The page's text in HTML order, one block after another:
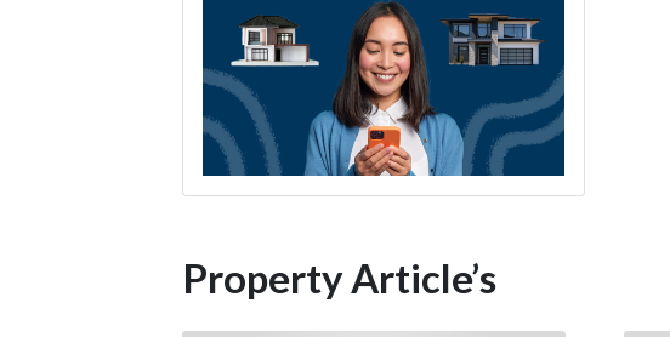
Property Article’s